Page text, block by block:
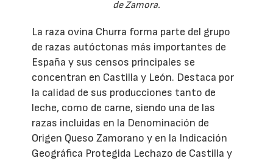
de Zamora.
La raza ovina Churra forma parte del grupo
de razas autóctonas más importantes de
España y sus censos principales se
concentran en Castilla y León. Destaca por
la calidad de sus producciones tanto de
leche, como de carne, siendo una de las
razas incluidas en la Denominación de
Origen Queso Zamorano y en la Indicación
Geográfica Protegida Lechazo de Castilla y